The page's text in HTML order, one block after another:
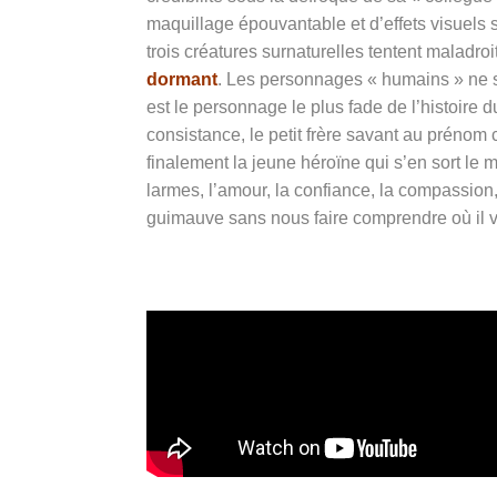
maquillage épouvantable et d’effets
trois créatures surnaturelles tentent
dormant. Les personnages « humains »
est le personnage le plus fade de l’histoire
consistance, le petit frère savant au
finalement la jeune héroïne qui s’en sort le
larmes, l’amour, la confiance, la
guimauve sans nous faire comprendre où il